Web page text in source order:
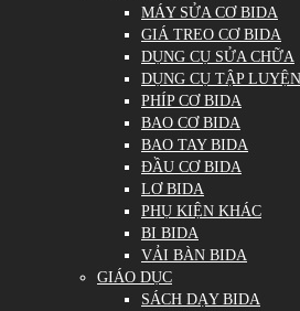
MÁY SỬA CƠ BIDA
GIÁ TREO CƠ BIDA
DỤNG CỤ SỬA CHỮA
DỤNG CỤ TẬP LUYỆN
PHÍP CƠ BIDA
BAO CƠ BIDA
BAO TAY BIDA
ĐẦU CƠ BIDA
LƠ BIDA
PHỤ KIỆN KHÁC
BI BIDA
VẢI BÀN BIDA
GIÁO DỤC
SÁCH DẠY BIDA